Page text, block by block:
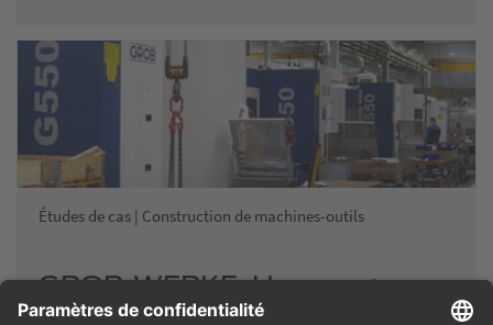
Études de cas | Construction de machines-outils
GROB-WERKE: Un rouage